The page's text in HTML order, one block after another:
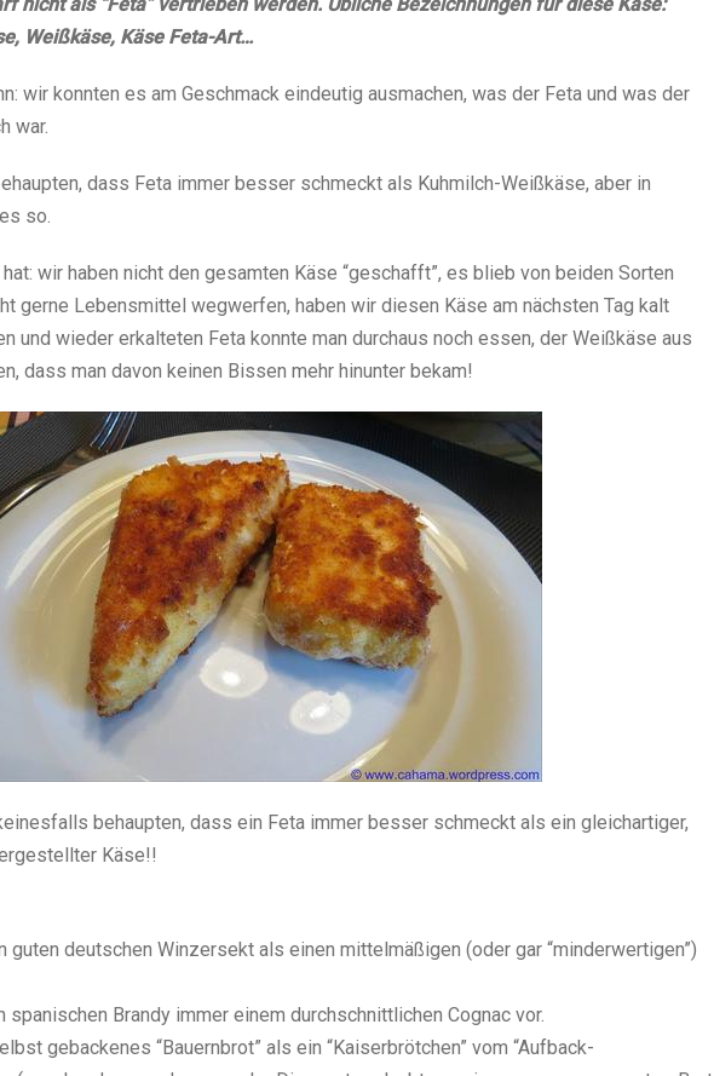
Weißkäse, Käse Feta-Art…
wir konnten es am Geschmack eindeutig ausmachen, was der Feta und was der
war.
dass Feta immer besser schmeckt als Kuhmilch-Weißkäse, aber in
so.
wir haben nicht den gesamten Käse “geschafft”, es blieb von beiden Sorten
gerne Lebensmittel wegwerfen, haben wir diesen Käse am nächsten Tag kalt
und wieder erkalteten Feta konnte man durchaus noch essen, der Weißkäse aus
dass man davon keinen Bissen mehr hinunter bekam!
behaupten, dass ein Feta immer besser schmeckt als ein gleichartiger,
Käse!!
guten deutschen Winzersekt als einen mittelmäßigen (oder gar “minderwertigen”)
spanischen Brandy immer einem durchschnittlichen Cognac vor.
gebackenes “Bauernbrot” als ein “Kaiserbrötchen” vom “Aufback-